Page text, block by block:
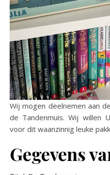
Wij mogen deelnemen aan de InstaBom rondom het boek
de Tandenmuis. Wij willen
voor dit waanzinnig leuke
Gegevens